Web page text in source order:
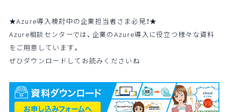
★Azure導入検討中の企業担当者さま必見！★
Azure相談センターでは、企業のAzure導入に役立つ様々な資料
をご用意しています。
ぜひダウンロードしてお読みくださいね